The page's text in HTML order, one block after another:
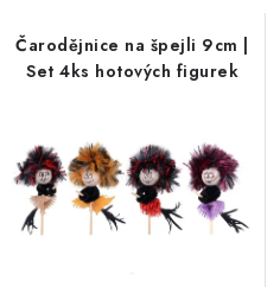
p
d
u
k
í
p
o
d
u
Čarodějnice na špejli 9cm |
Set 4ks hotových figurek